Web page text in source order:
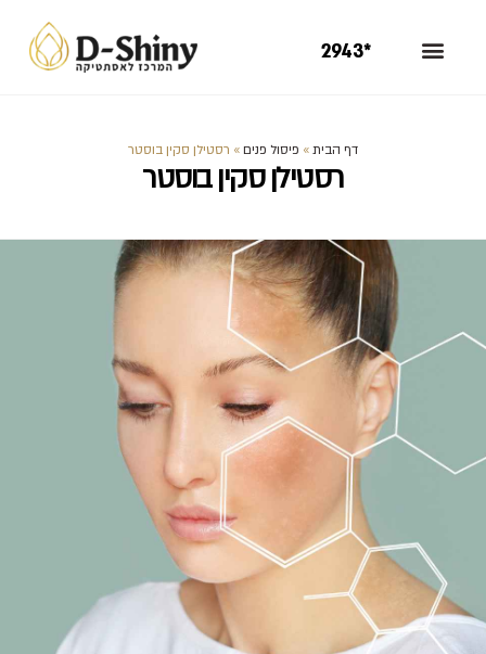
*2943
דף הבית» פיסול פנים» רסטילן סקין בוסטר
רסטילן סקין בוסטר